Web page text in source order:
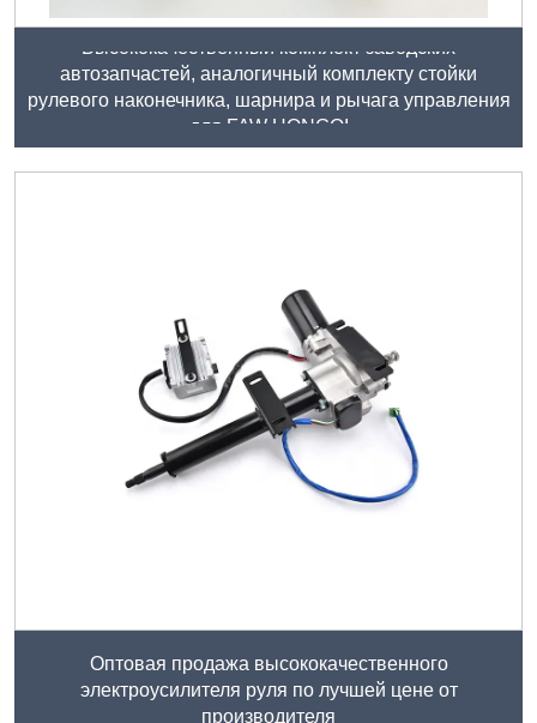
Высококачественный комплект заводских
автозапчастей, аналогичный комплекту стойки
рулевого наконечника, шарнира и рычага управления
для FAW HONGQI
Оптовая продажа высококачественного
электроусилителя руля по лучшей цене от
производителя